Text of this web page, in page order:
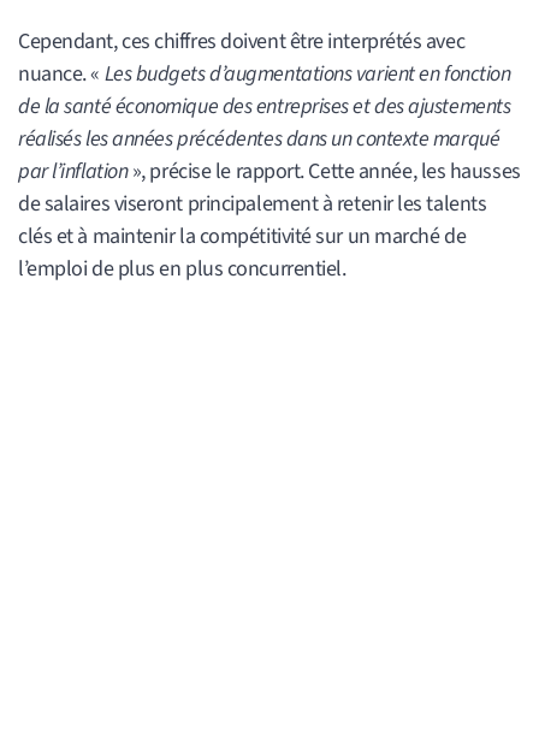
Cependant, ces chiffres doivent être interprétés avec
nuance. « Les budgets d’augmentations varient en fonction
de la santé économique des entreprises et des ajustements
réalisés les années précédentes dans un contexte marqué
par l’inflation», précise le rapport. Cette année, les hausses
de salaires viseront principalement à retenir les talents
clés et à maintenir la compétitivité sur un marché de
l’emploi de plus en plus concurrentiel.